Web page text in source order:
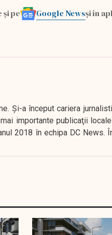
și pe Google Newsși în
Şi-a început cariera
importante publicaţii
2018 în echipa DC